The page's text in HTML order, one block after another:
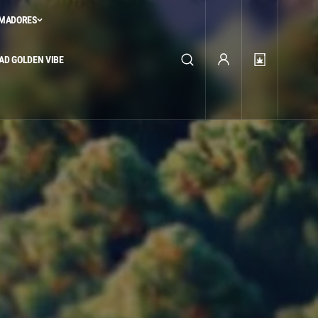
GOLDEN VIBE